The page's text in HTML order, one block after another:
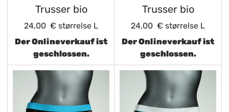
Trusser bio
24,00 € størrelse L
Der Onlineverkauf ist
geschlossen.
Trusser bio
24,00 € størrelse L
Der Onlineverkauf ist
geschlossen.